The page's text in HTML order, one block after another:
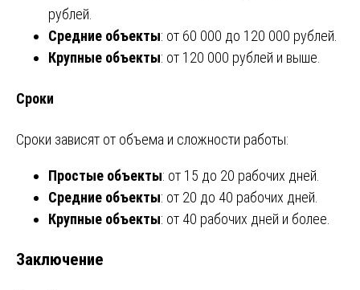
рублей.
Средние объекты: от 60 000 до 120 000 рублей.
Крупные объекты: от 120 000 рублей и выше.
Сроки
Сроки зависят от объема и сложности работы:
Простые объекты: от 15 до 20 рабочих дней.
Средние объекты: от 20 до 40 рабочих дней.
Крупные объекты: от 40 рабочих дней и более.
Заключение